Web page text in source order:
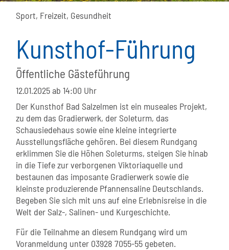
Sport, Freizeit, Gesundheit
Kunsthof-Führung
Öffentliche Gästeführung
12.01.2025ab 14:00 Uhr
Der Kunsthof Bad Salzelmen ist ein museales Projekt,
zu dem das Gradierwerk, der Soleturm, das
Schausiedehaus sowie eine kleine integrierte
Ausstellungsfläche gehören. Bei diesem Rundgang
erklimmen Sie die Höhen Soleturms, steigen Sie hinab
in die Tiefe zur verborgenen Viktoriaquelle und
bestaunen das imposante Gradierwerk sowie die
kleinste produzierende Pfannensaline Deutschlands.
Begeben Sie sich mit uns auf eine Erlebnisreise in die
Welt der Salz-, Salinen- und Kurgeschichte.
Für die Teilnahme an diesem Rundgang wird um
Voranmeldung unter 03928 7055-55 gebeten.